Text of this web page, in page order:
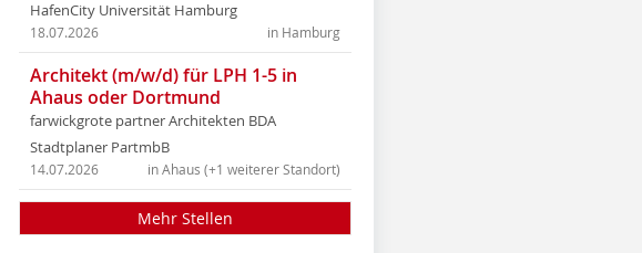
HafenCity Universität Hamburg
in Hamburg
18.07.2026
Architekt (m/w/d) für LPH 1-5 in
Ahaus oder Dortmund
farwickgrote partner Architekten BDA
Stadtplaner PartmbB
in Ahaus (+1 weiterer Standort)
14.07.2026
Mehr Stellen